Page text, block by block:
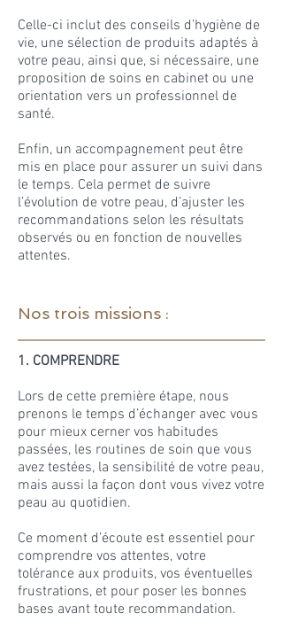
Celle-ci inclut des conseils d’hygiène de
vie, une sélection de produits adaptés à
votre peau, ainsi que, si nécessaire, une
proposition de soins en cabinet ou une
orientation vers un professionnel de
santé.
Enfin, un accompagnement peut être
mis en place pour assurer un suivi dans
le temps. Cela permet de suivre
l’évolution de votre peau, d’ajuster les
recommandations selon les résultats
observés ou en fonction de nouvelles
attentes.
Nos trois missions :
1. COMPRENDRE
Lors de cette première étape, nous
prenons le temps d’échanger avec vous
pour mieux cerner vos habitudes
passées, les routines de soin que vous
avez testées, la sensibilité de votre peau,
mais aussi la façon dont vous vivez votre
peau au quotidien.
Ce moment d’écoute est essentiel pour
comprendre vos attentes, votre
tolérance aux produits, vos éventuelles
frustrations, et pour poser les bonnes
bases avant toute recommandation.